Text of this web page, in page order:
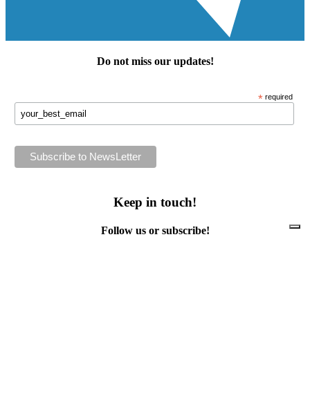
Do not miss our updates!
* required
Keep in touch!
Follow us or subscribe!